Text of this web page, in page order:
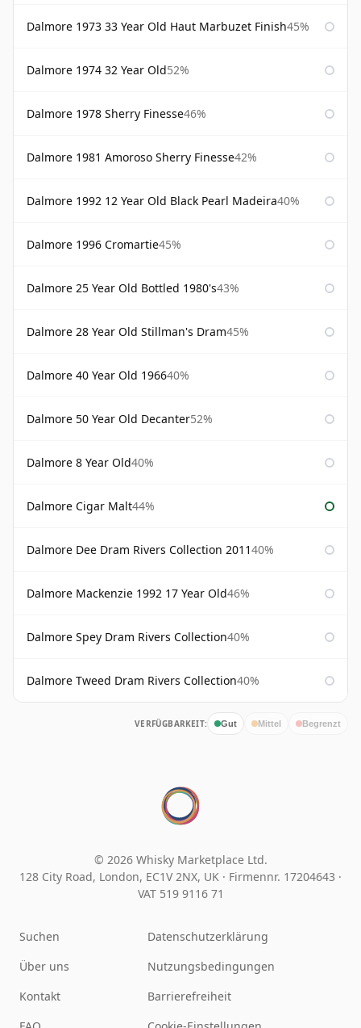
Dalmore 1973 33 Year Old Haut Marbuzet Finish45%
Dalmore 1974 32 Year Old52%
Dalmore 1978 Sherry Finesse46%
Dalmore 1981 Amoroso Sherry Finesse42%
Dalmore 1992 12 Year Old Black Pearl Madeira40%
Dalmore 1996 Cromartie45%
Dalmore 25 Year Old Bottled 1980's43%
Dalmore 28 Year Old Stillman's Dram45%
Dalmore 40 Year Old 196640%
Dalmore 50 Year Old Decanter52%
Dalmore 8 Year Old40%
Dalmore Cigar Malt44%
Dalmore Dee Dram Rivers Collection 201140%
Dalmore Mackenzie 1992 17 Year Old46%
Dalmore Spey Dram Rivers Collection40%
Dalmore Tweed Dram Rivers Collection40%
VERFÜGBARKEIT: Gut Mittel Begrenzt
© 2026 Whisky Marketplace Ltd.
128 City Road, London, EC1V 2NX, UK · Firmennr. 17204643 ·
VAT 519 9116 71
Suchen
Über uns
Kontakt
Datenschutzerklärung
Nutzungsbedingungen
Barrierefreiheit